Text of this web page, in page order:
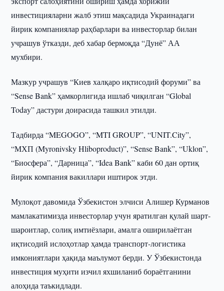
инвестицияларни жалб этиш мақсадида Украинадаги
йирик компаниялар раҳбарлари ва инвесторлар билан
учрашув ўтказди, деб хабар бермоқда “Дунё” АА
мухбири.
Мазкур учрашув “Киев халқаро иқтисодий форуми” ва
“Sense Bank” ҳамкорлигида ишлаб чиқилган “Global
Today” дастури доирасида ташкил этилди.
Тадбирда “MEGOGO”, “MTI GROUP”, “UNIT.City”,
“МХП (Myronivsky Hliboproduct)”, “Sense Bank”, “Uklon”,
“Биосфера”, “Дарница”, “Idea Bank” каби 60 дан ортиқ
йирик компания вакиллари иштирок этди.
Мулоқот давомида Ўзбекистон элчиси Алишер Курманов
мамлакатимизда инвесторлар учун яратилган қулай шарт-
шароитлар, солиқ имтиёзлари, амалга оширилаётган
иқтисодий ислоҳотлар ҳамда транспорт-логистика
имкониятлари ҳақида маълумот берди. У Ўзбекистонда
инвестиция муҳити изчил яхшиланиб бораётганини
алоҳида таъкидлади.